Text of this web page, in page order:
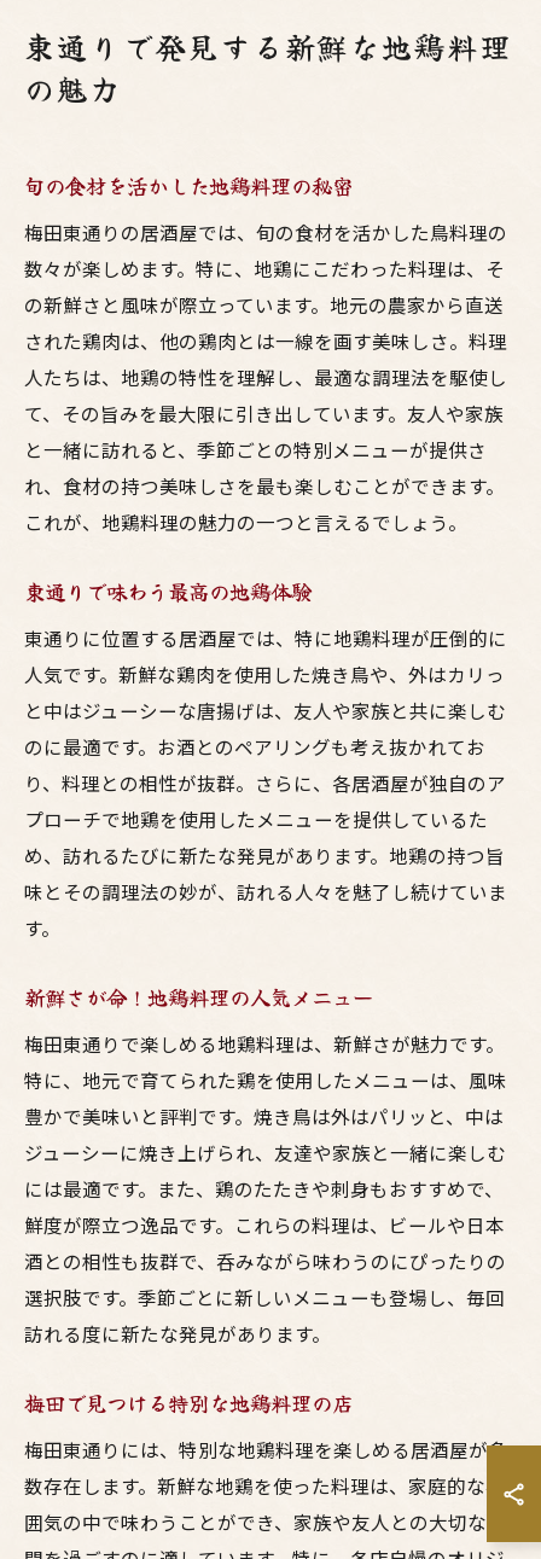
東通りで発見する新鮮な地鶏料理
の魅力
旬の食材を活かした地鶏料理の秘密
梅田東通りの居酒屋では、旬の食材を活かした鳥料理の
数々が楽しめます。特に、地鶏にこだわった料理は、そ
の新鮮さと風味が際立っています。地元の農家から直送
された鶏肉は、他の鶏肉とは一線を画す美味しさ。料理
人たちは、地鶏の特性を理解し、最適な調理法を駆使し
て、その旨みを最大限に引き出しています。友人や家族
と一緒に訪れると、季節ごとの特別メニューが提供さ
れ、食材の持つ美味しさを最も楽しむことができます。
これが、地鶏料理の魅力の一つと言えるでしょう。
東通りで味わう最高の地鶏体験
東通りに位置する居酒屋では、特に地鶏料理が圧倒的に
人気です。新鮮な鶏肉を使用した焼き鳥や、外はカリっ
と中はジューシーな唐揚げは、友人や家族と共に楽しむ
のに最適です。お酒とのペアリングも考え抜かれてお
り、料理との相性が抜群。さらに、各居酒屋が独自のア
プローチで地鶏を使用したメニューを提供しているた
め、訪れるたびに新たな発見があります。地鶏の持つ旨
味とその調理法の妙が、訪れる人々を魅了し続けていま
す。
新鮮さが命！地鶏料理の人気メニュー
梅田東通りで楽しめる地鶏料理は、新鮮さが魅力です。
特に、地元で育てられた鶏を使用したメニューは、風味
豊かで美味いと評判です。焼き鳥は外はパリッと、中は
ジューシーに焼き上げられ、友達や家族と一緒に楽しむ
には最適です。また、鶏のたたきや刺身もおすすめで、
鮮度が際立つ逸品です。これらの料理は、ビールや日本
酒との相性も抜群で、呑みながら味わうのにぴったりの
選択肢です。季節ごとに新しいメニューも登場し、毎回
訪れる度に新たな発見があります。
梅田で見つける特別な地鶏料理の店
梅田東通りには、特別な地鶏料理を楽しめる居酒屋が多
数存在します。新鮮な地鶏を使った料理は、家庭的な雰
囲気の中で味わうことができ、家族や友人との大切な時